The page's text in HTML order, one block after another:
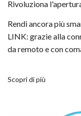
Rivoluziona
Rendi ancora più
LINK: grazie alla
da remoto e con
Scopri di più